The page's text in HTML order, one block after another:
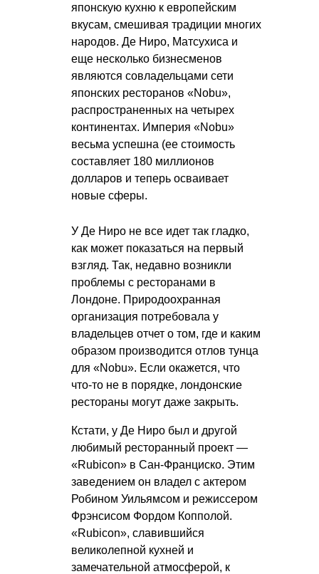
японскую кухню к европейским
вкусам, смешивая традиции многих
народов. Де Ниро, Матсухиса и
еще несколько бизнесменов
являются совладельцами сети
японских ресторанов «Nobu»,
распространенных на четырех
континентах. Империя «Nobu»
весьма успешна (ее стоимость
составляет 180 миллионов
долларов и теперь осваивает
новые сферы.
У Де Ниро не все идет так гладко,
как может показаться на первый
взгляд. Так, недавно возникли
проблемы с ресторанами в
Лондоне. Природоохранная
организация потребовала у
владельцев отчет о том, где и каким
образом производится отлов тунца
для «Nobu». Если окажется, что
что-то не в порядке, лондонские
рестораны могут даже закрыть.
Кстати, у Де Ниро был и другой
любимый ресторанный проект —
«Rubicon» в Сан-Франциско. Этим
заведением он владел с актером
Робином Уильямсом и режиссером
Фрэнсисом Фордом Копполой.
«Rubicon», славившийся
великолепной кухней и
замечательной атмосферой, к